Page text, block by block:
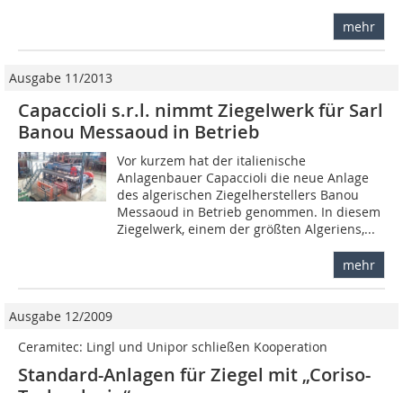
mehr
Ausgabe 11/2013
Capaccioli s.r.l. nimmt Ziegelwerk für Sarl
Banou Messaoud in Betrieb
Vor kurzem hat der italienische
Anlagenbauer Capaccioli die neue Anlage
des algerischen Ziegelherstellers Banou
Messaoud in Betrieb genommen. In diesem
Ziegelwerk, einem der größten Algeriens,...
mehr
Ausgabe 12/2009
Ceramitec: Lingl und Unipor schließen Kooperation
Standard-Anlagen für Ziegel mit „Coriso-